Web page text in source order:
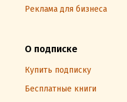
Реклама для бизнеса
О подписке
Купить подписку
Бесплатные книги